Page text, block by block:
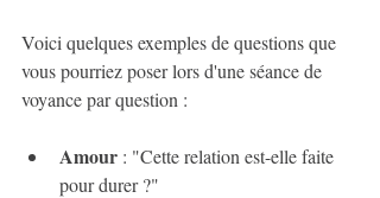
Voici quelques exemples de questions que
vous pourriez poser lors d'une séance de
voyance par question :
Amour : "Cette relation est-elle faite
pour durer ?"